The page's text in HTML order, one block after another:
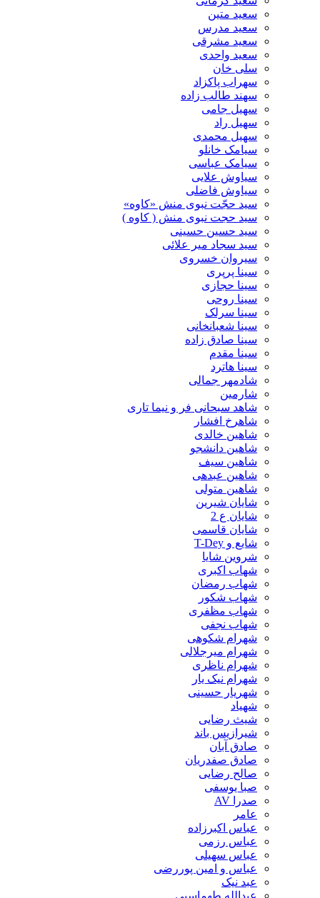
سعید متین
سعید مدرس
سعید مشرقی
سعید واحدی
سلی خان
سهراب پاکزاد
سهند طالب زاده
سهیل جامی
سهیل راد
سهیل محمدی
سیامک خانلو
سیامک عباسی
سیاوش علایی
سیاوش فاضلی
سید حجّت نبوی منش «کاوه»
سید حجت نبوی منش ( کاوه )
سید حسین حسینى
سید سجاد میر علائی
سیروان خسروی
سینا پرپری
سینا حجازی
سینا روحی
سینا سرلک
سینا شعبانخانی
سینا صادق زاده
سینا مقدم
سینا هاترد
شادمهر جمالی
شارمین
شاهد سبحانی فر و نیما تاری
شاهرخ افشار
شاهین خالدی
شاهین دانشجو
شاهین سیف
شاهین عبدهی
شاهین متولی
شایان شیرین
شایان ع 2
شایان قاسمی
شایع و T-Dey
شروین شایا
شهاب اکبری
شهاب رمضان
شهاب شکور
شهاب مظفری
شهاب نجفی
شهرام شکوهی
شهرام میرجلالی
شهرام ناظری
شهرام نیک یار
شهریار حسینی
شیث رضایی
شیرازیس باند
صادق آبان
صادق صفدریان
صالح رضایی
صبا یوسفی
عباس اکبرزاده
عباس رزمی
عباس سهیلی
عباس و امین پوررضی
عبد نیک
عبدالله طهماسبی‎